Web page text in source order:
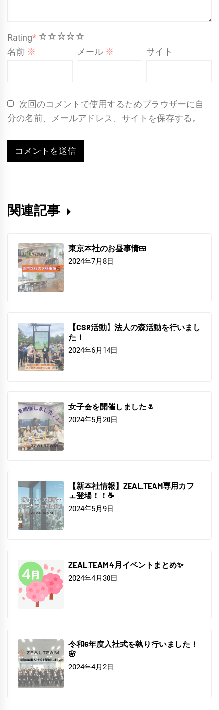
Rating* 5
4
3
2
1
名前 ※ メール ※ サイト
次回のコメントで使用するためブラウザーに自
分の名前、メールアドレス、サイトを保存する。
関連記事
東京本社のお昼事情🍱
2024年7月8日
【CSR活動】法人の森活動を行いまし
た！
2024年6月14日
女子会を開催しました🌷
2024年5月20日
【新本社情報】ZEAL.TEAM専用カフ
ェ登場！！☕
2024年5月9日
ZEAL.TEAM 4月イベントまとめ✨
2024年4月30日
令和6年度入社式を執り行いました！
🌸
2024年4月2日